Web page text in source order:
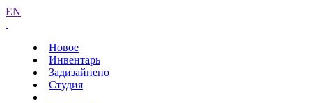
EN
Новое
Инвентарь
Задизайнено
Студия